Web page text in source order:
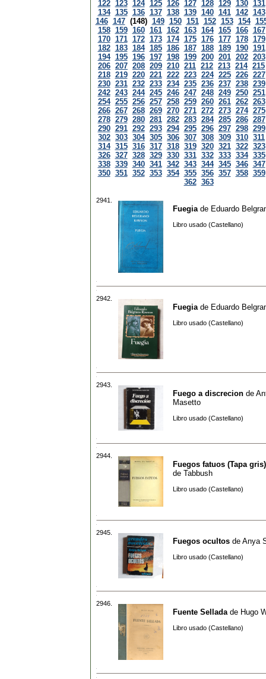
122 123 124 125 126 127 128 129 130 131
134 135 136 137 138 139 140 141 142 143
146 147 (148) 149 150 151 152 153 154
158 159 160 161 162 163 164 165 166 167
170 171 172 173 174 175 176 177 178 179
182 183 184 185 186 187 188 189 190 191
194 195 196 197 198 199 200 201 202 203
206 207 208 209 210 211 212 213 214 215
218 219 220 221 222 223 224 225 226 227
230 231 232 233 234 235 236 237 238 239
242 243 244 245 246 247 248 249 250 251
254 255 256 257 258 259 260 261 262 263
266 267 268 269 270 271 272 273 274 275
278 279 280 281 282 283 284 285 286 287
290 291 292 293 294 295 296 297 298 299
302 303 304 305 306 307 308 309 310 311
314 315 316 317 318 319 320 321 322 323
326 327 328 329 330 331 332 333 334 335
338 339 340 341 342 343 344 345 346 347
350 351 352 353 354 355 356 357 358 359
362 363
2941.
Fuegia de Eduardo
Libro usado (Castellano)
2942.
Fuegia de Eduardo
Libro usado (Castellano)
2943.
Fuego a discrecion de
Masetto
Libro usado (Castellano)
2944.
Fuegos fatuos (Tapa gris)
de Tabbush
Libro usado (Castellano)
2945.
Fuegos ocultos de Anya
Libro usado (Castellano)
2946.
Fuente Sellada de Hugo
Libro usado (Castellano)